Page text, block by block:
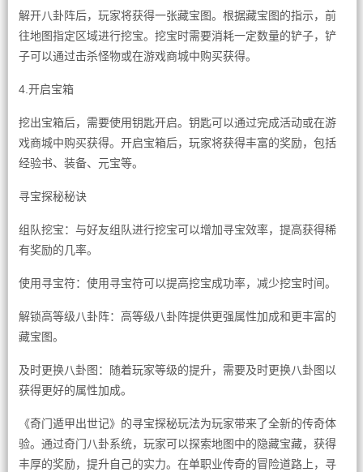
解开八卦阵后，玩家将获得一张藏宝图。根据藏宝图的指示，前
往地图指定区域进行挖宝。挖宝时需要消耗一定数量的铲子，铲
子可以通过击杀怪物或在游戏商城中购买获得。
4.开启宝箱
挖出宝箱后，需要使用钥匙开启。钥匙可以通过完成活动或在游
戏商城中购买获得。开启宝箱后，玩家将获得丰富的奖励，包括
经验书、装备、元宝等。
寻宝探秘秘诀
组队挖宝：与好友组队进行挖宝可以增加寻宝效率，提高获得稀
有奖励的几率。
使用寻宝符：使用寻宝符可以提高挖宝成功率，减少挖宝时间。
解锁高等级八卦阵：高等级八卦阵提供更强属性加成和更丰富的
藏宝图。
及时更换八卦图：随着玩家等级的提升，需要及时更换八卦图以
获得更好的属性加成。
《奇门遁甲出世记》的寻宝探秘玩法为玩家带来了全新的传奇体
验。通过奇门八卦系统，玩家可以探索地图中的隐藏宝藏，获得
丰厚的奖励，提升自己的实力。在单职业传奇的冒险道路上，寻